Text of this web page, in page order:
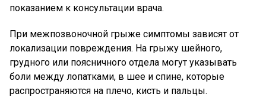
показанием к консультации врача.
При межпозвоночной грыже симптомы зависят от
локализации повреждения. На грыжу шейного,
грудного или поясничного отдела могут указывать
боли между лопатками, в шее и спине, которые
распространяются на плечо, кисть и пальцы.